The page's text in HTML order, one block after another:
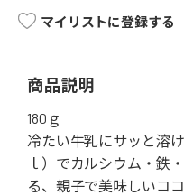
マイリストに登録する
商品説明
180ｇ
冷たい牛乳にサッと溶
ｌ）でカルシウム・鉄
る、親子で美味しいココ